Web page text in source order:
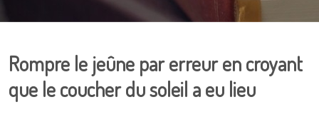
Rompre le jeûne par erreur en croyant
que le coucher du soleil a eu lieu